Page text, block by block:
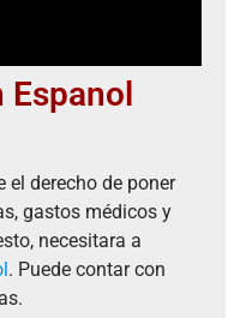
Espanol
derecho de poner
gastos médicos y
necesitara a
. Puede contar con